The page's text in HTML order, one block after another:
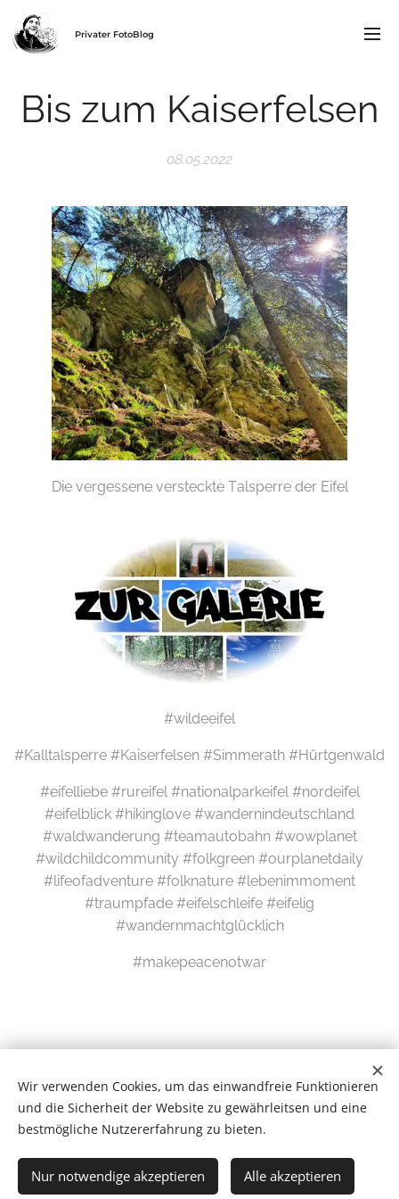
Privater FotoBlog
Bis zum Kaiserfelsen
08.05.2022
Die vergessene versteckte Talsperre der Eifel
#wildeeifel
#Kalltalsperre #Kaiserfelsen #Simmerath #Hürtgenwald
#eifelliebe #rureifel #nationalparkeifel #nordeifel
#eifelblick #hikinglove #wandernindeutschland
#waldwanderung #teamautobahn #wowplanet
#wildchildcommunity #folkgreen #ourplanetdaily
#lifeofadventure #folknature #lebenimmoment
#traumpfade #eifelschleife #eifelig
#wandernmachtglücklich
#makepeacenotwar
# Newsletter # Cookies
Wir verwenden Cookies, um das einwandfreie Funktionieren
und die Sicherheit der Website zu gewährleitsen und eine
bestmögliche Nutzererfahrung zu bieten.
Nur notwendige akzeptieren Alle akzeptieren